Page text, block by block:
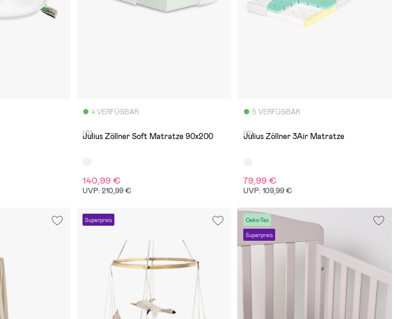
4 VERFÜGBAR
(0)
Julius Zöllner Soft Matratze 90x200
140,99 €
UVP: 210,99 €
5 VERFÜGBAR
(0)
Julius Zöllner 3Air Matratze
79,99 €
UVP: 109,99 €
Superpreis Oeko-Tex
Superpreis